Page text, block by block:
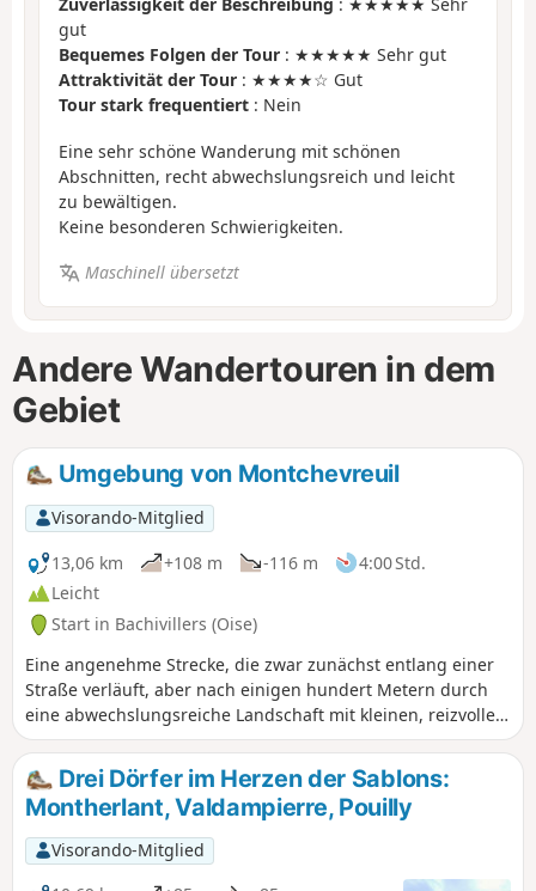
gut
Bequemes Folgen der Tour : ★★★★★ Sehr gut
Attraktivität der Tour : ★★★★☆ Gut
Tour stark frequentiert : Nein
Eine sehr schöne Wanderung mit schönen
Abschnitten, recht abwechslungsreich und leicht
zu bewältigen.
Keine besonderen Schwierigkeiten.
Maschinell übersetzt
Andere Wandertouren in dem
Gebiet
Umgebung von Montchevreuil
Visorando-Mitglied
13,06 km
+108 m -116 m
4:00 Std.
Leicht
Start in Bachivillers (Oise)
Eine angenehme Strecke, die zwar zunächst entlang einer
Straße verläuft, aber nach einigen hundert Metern durch
eine abwechslungsreiche Landschaft mit kleinen, reizvollen
Dörfern führt. Außerdem können Sie zwei interessante
kleine Schlösser bewundern.
Drei Dörfer im Herzen der Sablons:
Montherlant, Valdampierre, Pouilly
Visorando-Mitglied